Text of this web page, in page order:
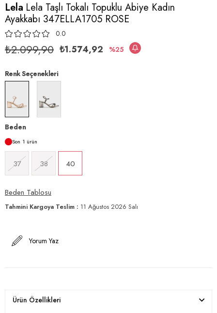
Lela Lela Taşlı Tokalı Topuklu Abiye Kadın
Ayakkabı 347ELLA1705 ROSE
0.0
₺2.099,90 ₺1.574,92 25
Renk Seçenekleri
Beden
1
37 38 40
Beden Tablosu
Tahmini Kargoya Teslim : 11 Ağustos 2026 Salı
Yorum Yaz
Ürün Özellikleri